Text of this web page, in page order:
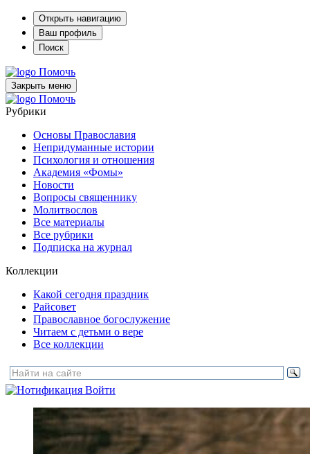
Открыть навигацию
Ваш профиль
Поиск
Помочь
Закрыть меню
Помочь
Рубрики
Основы Православия
Непридуманные истории
Психология и отношения
Академия «Фомы»
Новости
Вопросы священнику
Молитвослов
Все материалы
Все рубрики
Подписка на журнал
Коллекции
Какой сегодня праздник
Райсовет
Православное богослужение
Читаем с детьми о вере
Все коллекции
Войти